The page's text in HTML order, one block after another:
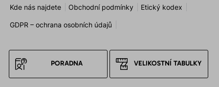
Kde nás najdete Obchodní podmínky Etický kodex
GDPR – ochrana osobních údajů
PORADNA VELIKOSTNÍ TABULKY